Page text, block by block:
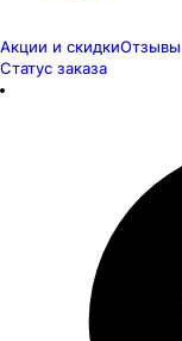
Акции и скидкиОтзывы
Статус заказа